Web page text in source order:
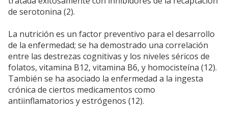
de serotonina (2).
La nutrición es un factor preventivo para el desarrollo
de la enfermedad; se ha demostrado una correlación
entre las destrezas cognitivas y los niveles séricos de
folatos, vitamina B12, vitamina B6, y homocisteína (12).
También se ha asociado la enfermedad a la ingesta
crónica de ciertos medicamentos como
antiinflamatorios y estrógenos (12).